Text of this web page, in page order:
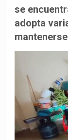
e
b
o
t
s
A
p
se
adopta